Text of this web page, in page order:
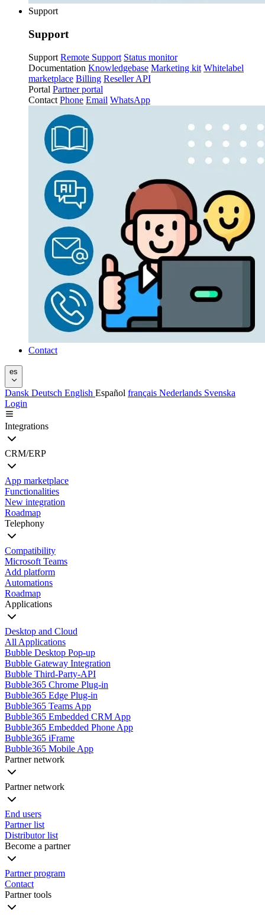
Support
Support
Support Remote Support Status monitor
Documentation Knowledgebase Marketing kit Whitelabel
marketplace Billing Reseller API
Portal Partner portal
Contact Phone Email WhatsApp
Contact
es
Dansk Deutsch English Español français Nederlands Svenska
Login
Integrations
CRM/ERP
App marketplace
Functionalities
New integration
Roadmap
Telephony
Compatibility
Microsoft Teams
Add platform
Automations
Roadmap
Applications
Desktop and Cloud
All Applications
Bubble Desktop Pop-up
Bubble Gateway Integration
Bubble Third-Party-API
Bubble365 Chrome Plug-in
Bubble365 Edge Plug-in
Bubble365 Teams App
Bubble365 Embedded CRM App
Bubble365 Embedded Phone App
Bubble365 iFrame
Bubble365 Mobile App
Partner network
Partner network
End users
Partner list
Distributor list
Become a partner
Partner program
Contact
Partner tools